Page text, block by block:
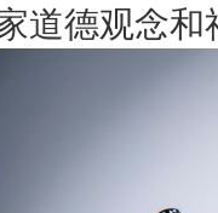
道德观念和